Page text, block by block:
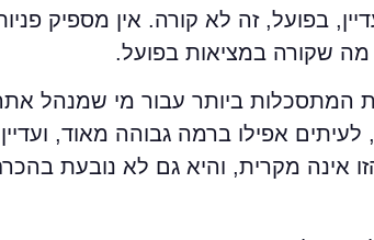
בפועל, זה לא קורה. אין מספיק
שקורה במציאות בפועל.
המתסכלות ביותר עבור מי שמנהל אתר
אפילו ברמה גבוהה מאוד,
אינה מקרית, והיא גם לא נובעת